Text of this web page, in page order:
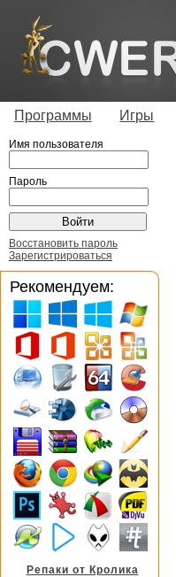
Программы Игры
Имя пользователя
Пароль
Восстановить пароль
Зарегистрироваться
Рекомендуем:
Репаки от Кролика